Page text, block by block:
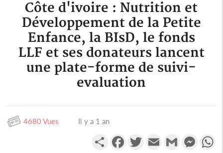
Côte d'ivoire : Nutrition et
Développement de la Petite
Enfance, la BIsD, le fonds
LLF et ses donateurs lancent
une plate-forme de suivi-
evaluation
4680 Vues Il y a 1 an
PartagerFacebookTwitterEmail Gmail